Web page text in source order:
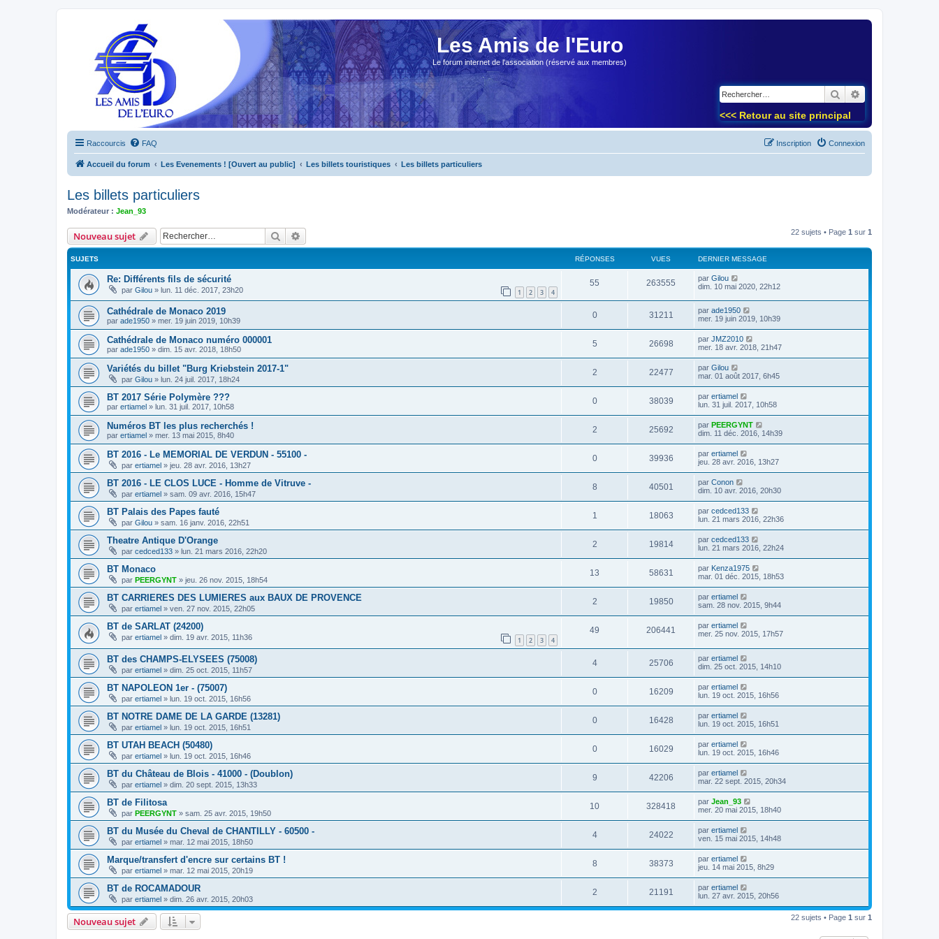
Les Amis de l'Euro
Le forum internet de l'association (réservé aux membres)
Rechercher
<<< Retour au site principal
Raccourcis FAQ Connexion
Inscription
Accueil du forum Les Evenements ! [Ouvert au public] Les billets touristiques Les billets particuliers
Les billets particuliers
Modérateur : Jean_93
Nouveau sujet Rechercher 22 sujets • Page 1 sur 1
SUJETS RÉPONSES VUES DERNIER MESSAGE
Re: Différents fils de sécurité
par Gilou » lun. 11 déc. 2017, 23h20 1 2 3 4
55 263555 par Gilou
dim. 10 mai 2020, 22h12
Cathédrale de Monaco 2019
par ade1950 » mer. 19 juin 2019, 10h39
0 31211 par ade1950
mer. 19 juin 2019, 10h39
Cathédrale de Monaco numéro 000001
par ade1950 » dim. 15 avr. 2018, 18h50
5 26698 par JMZ2010
mer. 18 avr. 2018, 21h47
Variétés du billet "Burg Kriebstein 2017-1"
par Gilou » lun. 24 juil. 2017, 18h24
2 22477 par Gilou
mar. 01 août 2017, 6h45
BT 2017 Série Polymère ???
par ertiamel » lun. 31 juil. 2017, 10h58
0 38039 par ertiamel
lun. 31 juil. 2017, 10h58
Numéros BT les plus recherchés !
par ertiamel » mer. 13 mai 2015, 8h40
2 25692 par PEERGYNT
dim. 11 déc. 2016, 14h39
BT 2016 - Le MEMORIAL DE VERDUN - 55100 -
par ertiamel » jeu. 28 avr. 2016, 13h27
0 39936 par ertiamel
jeu. 28 avr. 2016, 13h27
BT 2016 - LE CLOS LUCE - Homme de Vitruve -
par ertiamel » sam. 09 avr. 2016, 15h47
8 40501 par Conon
dim. 10 avr. 2016, 20h30
BT Palais des Papes fauté
par Gilou » sam. 16 janv. 2016, 22h51
1 18063 par cedced133
lun. 21 mars 2016, 22h36
Theatre Antique D'Orange
par cedced133 » lun. 21 mars 2016, 22h20
2 19814 par cedced133
lun. 21 mars 2016, 22h24
BT Monaco
par PEERGYNT » jeu. 26 nov. 2015, 18h54
13 58631 par Kenza1975
mar. 01 déc. 2015, 18h53
BT CARRIERES DES LUMIERES aux BAUX DE PROVENCE
par ertiamel » ven. 27 nov. 2015, 22h05
2 19850 par ertiamel
sam. 28 nov. 2015, 9h44
BT de SARLAT (24200)
par ertiamel » dim. 19 avr. 2015, 11h36 1 2 3 4
49 206441 par ertiamel
mer. 25 nov. 2015, 17h57
BT des CHAMPS-ELYSEES (75008)
par ertiamel » dim. 25 oct. 2015, 11h57
4 25706 par ertiamel
dim. 25 oct. 2015, 14h10
BT NAPOLEON 1er - (75007)
par ertiamel » lun. 19 oct. 2015, 16h56
0 16209 par ertiamel
lun. 19 oct. 2015, 16h56
BT NOTRE DAME DE LA GARDE (13281)
par ertiamel » lun. 19 oct. 2015, 16h51
0 16428 par ertiamel
lun. 19 oct. 2015, 16h51
BT UTAH BEACH (50480)
par ertiamel » lun. 19 oct. 2015, 16h46
0 16029 par ertiamel
lun. 19 oct. 2015, 16h46
BT du Château de Blois - 41000 - (Doublon)
par ertiamel » dim. 20 sept. 2015, 13h33
9 42206 par ertiamel
mar. 22 sept. 2015, 20h34
BT de Filitosa
par PEERGYNT » sam. 25 avr. 2015, 19h50
10 328418 par Jean_93
mer. 20 mai 2015, 18h40
BT du Musée du Cheval de CHANTILLY - 60500 -
par ertiamel » mar. 12 mai 2015, 18h50
4 24022 par ertiamel
ven. 15 mai 2015, 14h48
Marque/transfert d'encre sur certains BT !
par ertiamel » mar. 12 mai 2015, 20h19
8 38373 par ertiamel
jeu. 14 mai 2015, 8h29
BT de ROCAMADOUR
par ertiamel » dim. 26 avr. 2015, 20h03
2 21191 par ertiamel
lun. 27 avr. 2015, 20h56
Nouveau sujet 22 sujets • Page 1 sur 1